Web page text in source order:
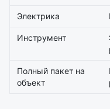
Электрика
Инструмент
Полный пакет на
объект